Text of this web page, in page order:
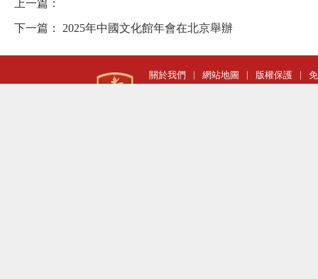
上一篇：
下一篇： 2025年中國文化館年會在北京舉辦